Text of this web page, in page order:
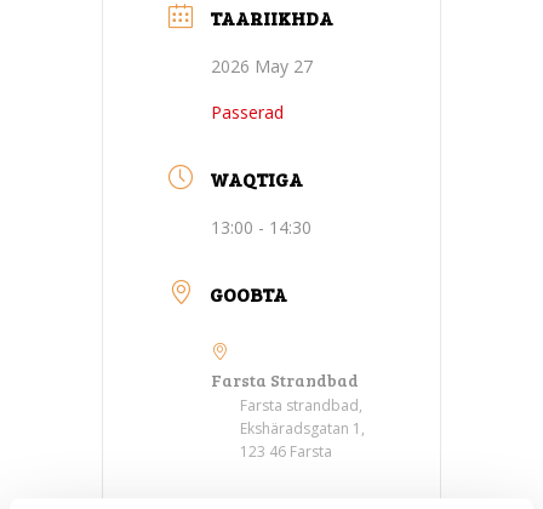
TAARIIKHDA
2026 May 27
Passerad
WAQTIGA
13:00 - 14:30
GOOBTA
Farsta Strandbad
Farsta strandbad,
Ekshäradsgatan 1,
123 46 Farsta